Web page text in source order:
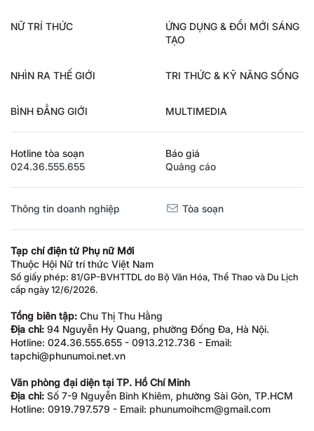
NỮ TRÍ THỨC
ỨNG DỤNG & ĐỔI MỚI SÁNG
TẠO
NHÌN RA THẾ GIỚI TRI THỨC & KỸ NĂNG SỐNG
BÌNH ĐẲNG GIỚI MULTIMEDIA
Hotline tòa soạn
024.36.555.655
Báo giá
Quảng cáo
Thông tin doanh nghiệp Tòa soạn
Tạp chí điện tử Phụ nữ Mới
Thuộc Hội Nữ trí thức Việt Nam
Số giấy phép: 81/GP-BVHTTDL do Bộ Văn Hóa, Thể Thao và Du Lịch
cấp ngày 12/6/2026.
Tổng biên tập: Chu Thị Thu Hằng
Địa chỉ: 94 Nguyễn Hy Quang, phường Đống Đa, Hà Nội.
Hotline: 024.36.555.655 - 0913.212.736 - Email:
tapchi@phunumoi.net.vn
Văn phòng đại diện tại TP. Hồ Chí Minh
Địa chỉ: Số 7-9 Nguyễn Bỉnh Khiêm, phường Sài Gòn, TP.HCM
Hotline: 0919.797.579 - Email: phunumoihcm@gmail.com